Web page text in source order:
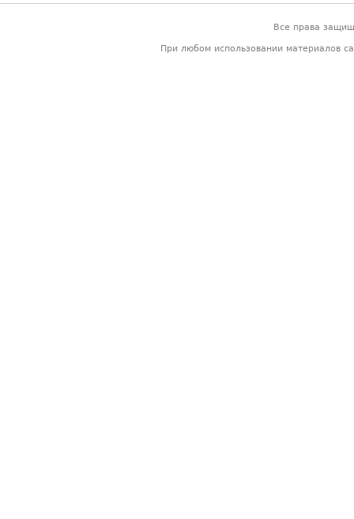
Все права
При любом использовании материалов